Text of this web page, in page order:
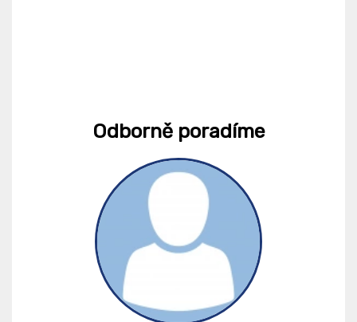
Odborně poradíme